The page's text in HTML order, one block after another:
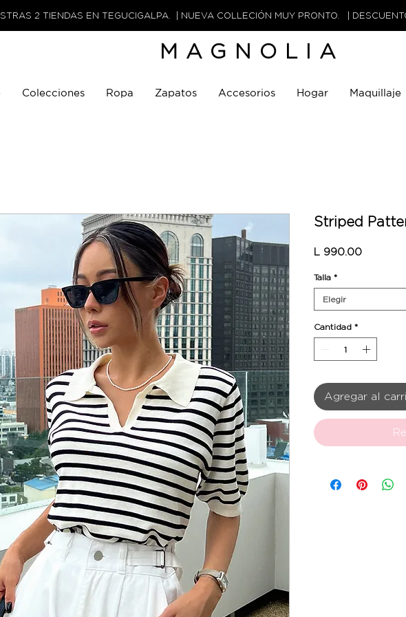
2 TIENDAS EN TEGUCIGALPA. | NUEVA COLLECIÓN MUY PRONTO. |
MAGNOLIA
Colecciones Ropa Zapatos Accesorios Hogar Maquillaje
Striped
L 990.00Precio
Talla *
Elegir
Cantidad *
Agregar al